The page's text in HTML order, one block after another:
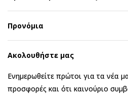
Προνόμια
Ακολουθήστε μας
Ενημερωθείτε πρώτοι για τα νέα
προσφορές και ότι καινούριο